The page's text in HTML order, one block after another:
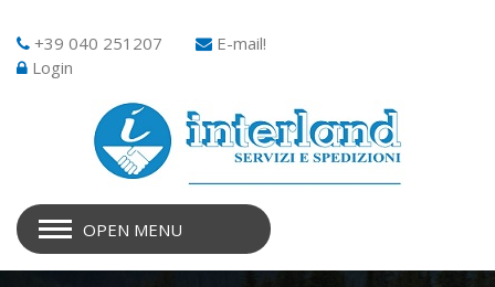
+39 040 251207
E-mail!
Login
OPEN MENU